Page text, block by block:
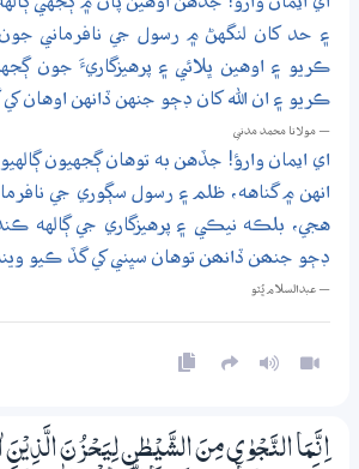
۽ حد کان لنگهڻ ۾ رسول جي نافرماني جون
ڪريو ۽ اوهين ڀلائي ۽ پرهيزگاريءَ جون
ڪريو ۽ ان الله کان ڊڄو جنهن ڏانهن اوهان
— مولانا محمد مدني
اي ايمان وارؤ! جڏهن به توهان ڳجهيون
انهن ۾ گناهه، ظلم ۽ رسول سڳوري جي
هجي، بلڪه نيڪي ۽ پرهيزگاري جي ڳالهه
ڊڄو جنھن ڏانھن توهان سڀني کي گڏ ڪيو
— عبدالسلام ڀُٽو
اِنَّـمَا النَّجْوٰى مِنَ الشَّيْطٰنِ لِيَحْزُنَ الَّذِيْنَ